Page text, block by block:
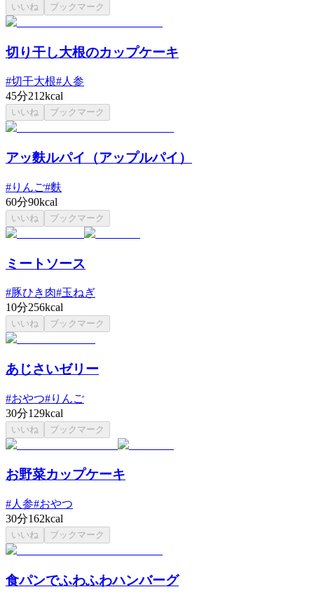
いいね ブックマーク
切り干し大根のカップケーキ
#切干大根#人参
45分212kcal
いいね ブックマーク
アッ麩ルパイ（アップルパイ）
#りんご#麩
60分90kcal
いいね ブックマーク
ミートソース
#豚ひき肉#玉ねぎ
10分256kcal
いいね ブックマーク
あじさいゼリー
#おやつ#りんご
30分129kcal
いいね ブックマーク
お野菜カップケーキ
#人参#おやつ
30分162kcal
いいね ブックマーク
食パンでふわふわハンバーグ